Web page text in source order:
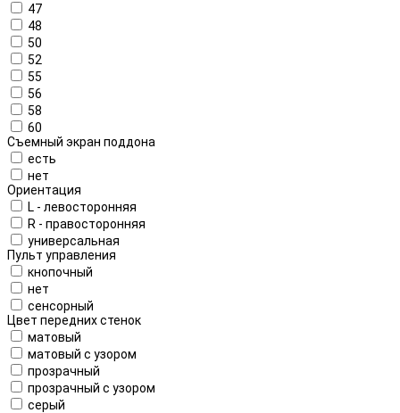
47
48
50
52
55
56
58
60
Съемный экран поддона
есть
нет
Ориентация
L - левосторонняя
R - правосторонняя
универсальная
Пульт управления
кнопочный
нет
сенсорный
Цвет передних стенок
матовый
матовый с узором
прозрачный
прозрачный с узором
серый